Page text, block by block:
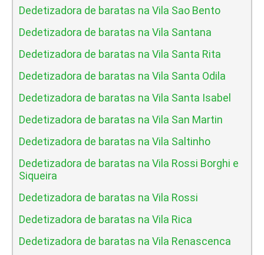
Dedetizadora de baratas na Vila Sao Bento
Dedetizadora de baratas na Vila Santana
Dedetizadora de baratas na Vila Santa Rita
Dedetizadora de baratas na Vila Santa Odila
Dedetizadora de baratas na Vila Santa Isabel
Dedetizadora de baratas na Vila San Martin
Dedetizadora de baratas na Vila Saltinho
Dedetizadora de baratas na Vila Rossi Borghi e
Siqueira
Dedetizadora de baratas na Vila Rossi
Dedetizadora de baratas na Vila Rica
Dedetizadora de baratas na Vila Renascenca